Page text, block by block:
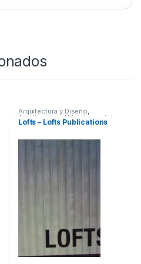
Arquitectura y Diseño,
Arquitectura y Urbanismo Arte y
Afines, Decoración,Decoración
Lofts – Lofts Publications